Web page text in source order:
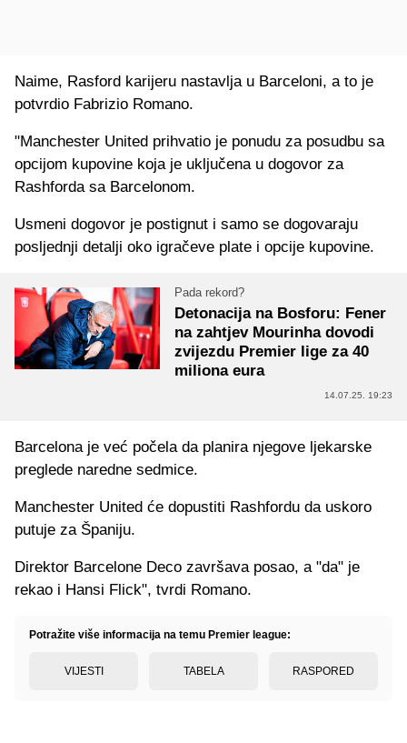
Naime, Rasford karijeru nastavlja u Barceloni, a to je
potvrdio Fabrizio Romano.
"Manchester United prihvatio je ponudu za posudbu sa
opcijom kupovine koja je uključena u dogovor za
Rashforda sa Barcelonom.
Usmeni dogovor je postignut i samo se dogovaraju
posljednji detalji oko igračeve plate i opcije kupovine.
Pada rekord?
Detonacija na Bosforu: Fener
na zahtjev Mourinha dovodi
zvijezdu Premier lige za 40
miliona eura
14.07.25. 19:23
Barcelona je već počela da planira njegove ljekarske
preglede naredne sedmice.
Manchester United će dopustiti Rashfordu da uskoro
putuje za Španiju.
Direktor Barcelone Deco završava posao, a "da" je
rekao i Hansi Flick", tvrdi Romano.
Potražite više informacija na temu Premier league:
VIJESTI TABELA RASPORED